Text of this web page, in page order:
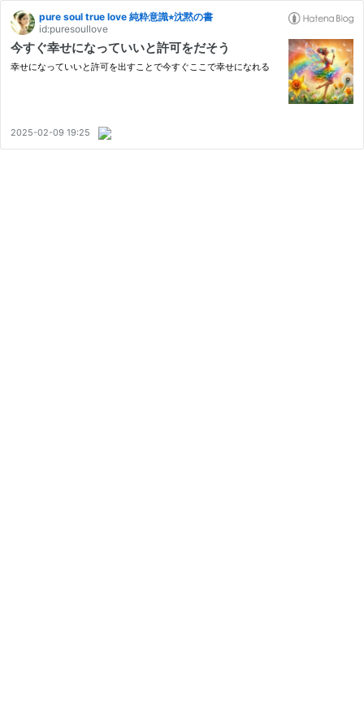
pure soul true love 純粋意識⭐︎沈黙の書
id:puresoullove
今すぐ幸せになっていいと許可をだそう
幸せになっていいと許可を出すことで今すぐここで幸せになれる
2025-02-09 19:25